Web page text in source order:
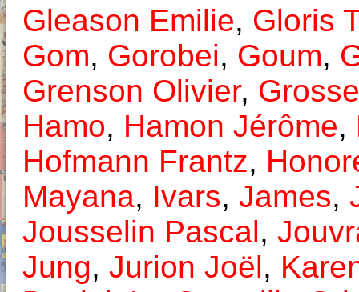
Gleason Emilie, Gloris
Gom, Gorobei, Goum,
Grenson Olivier,
Hamo, Hamon Jérôme,
Hofmann Frantz,
Mayana, Ivars, James,
Jousselin Pascal,
Jung, Jurion Joël,